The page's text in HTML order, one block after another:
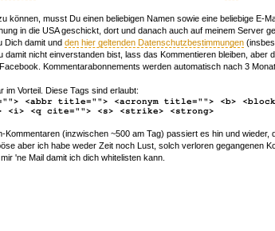
können, musst Du einen beliebigen Namen sowie eine beliebige E-
in die USA geschickt, dort und danach auch auf meinem Server
Dich damit und den hier geltenden Datenschutzbestimmungen
damit nicht einverstanden bist, lass das Kommentieren bleiben, aber
Kommentarabonnements werden automatisch nach 3
im Vorteil. Diese Tags sind erlaubt:
<abbr title=""> <acronym title=""> <b>
<i> <q cite=""> <s> <strike> <strong>
Kommentaren (inzwischen ~500 am Tag) passiert es hin und
aber ich habe weder Zeit noch Lust, solch verloren gegangenen
'ne Mail damit ich dich whitelisten kann.